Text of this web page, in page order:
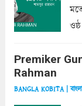
Premiker Gun
Rahman
BANGLA KOBITA |